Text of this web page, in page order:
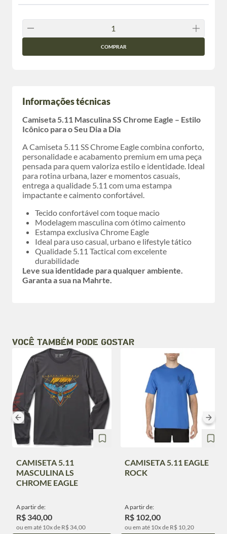
COMPRAR
Informações técnicas
Camiseta 5.11 Masculina SS Chrome Eagle – Estilo
Icônico para o Seu Dia a Dia
A Camiseta 5.11 SS Chrome Eagle combina conforto,
personalidade e acabamento premium em uma peça
pensada para quem valoriza estilo e identidade. Ideal
para rotina urbana, lazer e momentos casuais,
entrega a qualidade 5.11 com uma estampa
impactante e caimento confortável.
Tecido confortável com toque macio
Modelagem masculina com ótimo caimento
Estampa exclusiva Chrome Eagle
Ideal para uso casual, urbano e lifestyle tático
Qualidade 5.11 Tactical com excelente
durabilidade
Leve sua identidade para qualquer ambiente.
Garanta a sua na Mahrte.
VOCÊ TAMBÉM PODE GOSTAR
CAMISETA 5.11
MASCULINA LS
CHROME EAGLE
A partir de:
R$ 340,00
ou em até 10x de R$ 34,00
CAMISETA 5.11 EAGLE
ROCK
A partir de:
R$ 102,00
ou em até 10x de R$ 10,20